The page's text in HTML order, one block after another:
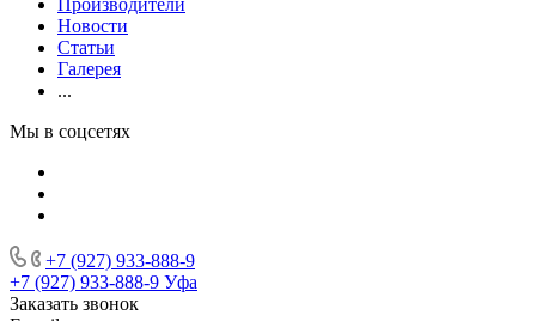
Производители
Новости
Статьи
Галерея
...
Мы в соцсетях
+7 (927) 933-888-9
+7 (927) 933-888-9 Уфа
Заказать звонок